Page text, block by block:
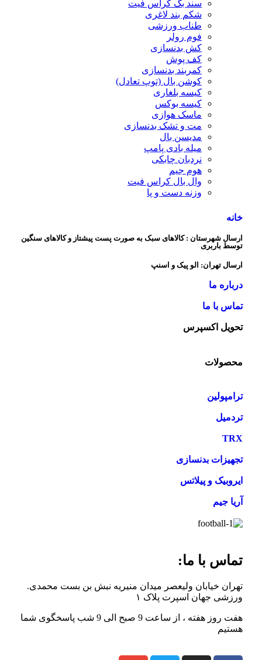
سند بگ کراس فیت
شکم بند لاغری
طناب ورزشی
فوم رولر
کش بدنسازی
کف پوش
کمربند بدنسازی
کوشن بال (توپ تعادل)
کیسه بلغاری
کیسه بوکس
ماسک هوازی
مت و تشک بدنسازی
مدیسن بال
میله بادی پامپ
نردبان چابکی
هوم جیم
وال بال کراس فیت
وزنه دست و پا
خانه
ارسال شهرستان : کالاهای سبک به صورت پست پیشتاز و کالاهای سنگین
توسط باربری
ارسال تهران: الو پیک و اسنپ
درباره ما
تماس با ما
تحویل اکسپرس
محصولات
ترامپولین
تردمیل
TRX
تجهیزات بدنسازی
ایروبیک و پیلاتس
آریا جیم
تماس با ما:
تهران خیابان ولیعصر میدان منیریه نبش بن بست محمدی.
ورزشی جهان اسپرت پلاک ۱
هفت روز هفته ، از ساعت 9 صبح الی 9 شب پاسخگوی شما
هستیم